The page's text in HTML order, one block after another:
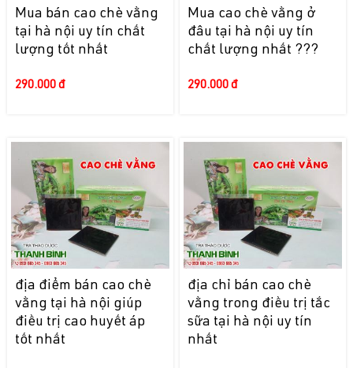
Mua bán cao chè vằng
tại hà nội uy tín chất
lượng tốt nhất
290.000 đ
Mua cao chè vằng ở
đâu tại hà nội uy tín
chất lượng nhất ???
290.000 đ
địa điểm bán cao chè
vằng tại hà nội giúp
điều trị cao huyết áp
tốt nhất
địa chỉ bán cao chè
vằng trong điều trị tắc
sữa tại hà nội uy tín
nhất